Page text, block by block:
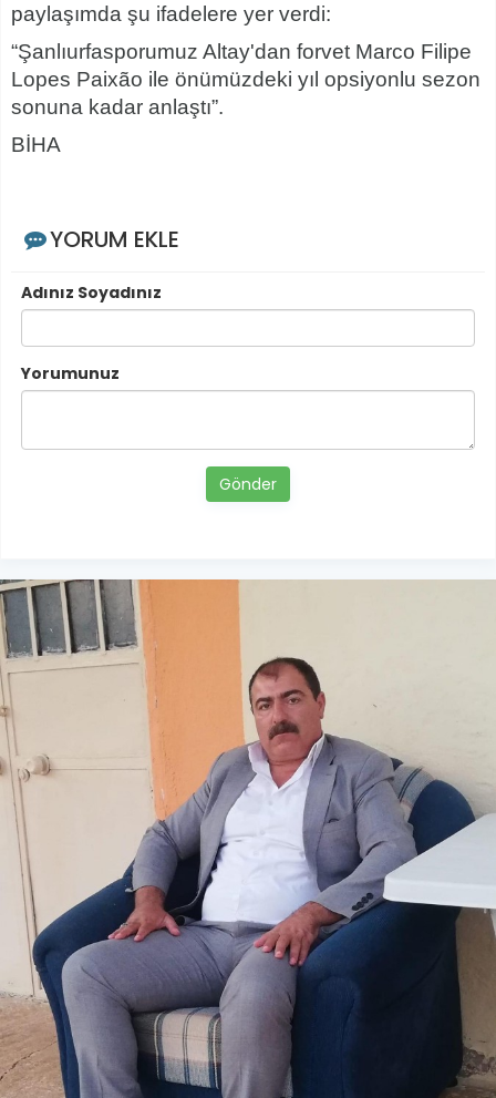
paylaşımda şu ifadelere yer verdi:
“Şanlıurfasporumuz Altay'dan forvet Marco Filipe
Lopes Paixão ile önümüzdeki yıl opsiyonlu sezon
sonuna kadar anlaştı”.
BİHA
YORUM EKLE
Adınız Soyadınız
Yorumunuz
Gönder